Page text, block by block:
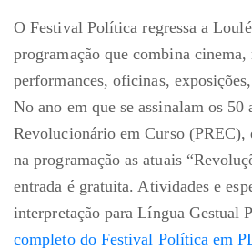
O Festival Política regressa a
programação que combina cinema,
performances, oficinas,
No ano em que se assinalam os 50
Revolucionário em Curso (PREC),
na programação as atuais
entrada é gratuita. Atividades e
interpretação para Língua Gestual
completo do Festival Política em